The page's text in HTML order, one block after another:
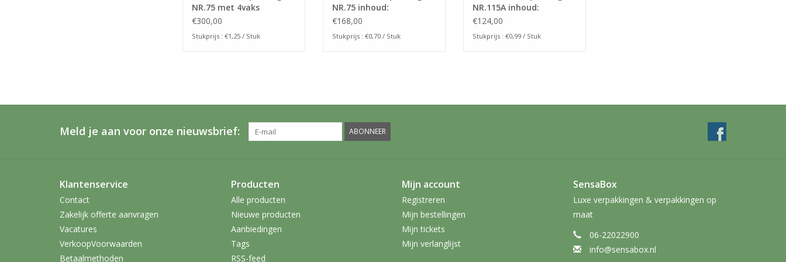
NR.75 met 4vaks
interieur (240stuks)
€300,00
Stukprijs : €1,25 / Stuk
NR.75 inhoud:
75x75x25mm (240stuks)
€168,00
Stukprijs : €0,70 / Stuk
NR.115A inhoud:
115x115x25mm
€124,00
Stukprijs : €0,99 / Stuk
Meld je aan voor onze nieuwsbrief: ABONNEER
Klantenservice
Contact
Zakelijk offerte aanvragen
Vacatures
VerkoopVoorwaarden
Betaalmethoden
Producten
Alle producten
Nieuwe producten
Aanbiedingen
Tags
RSS-feed
Mijn account
Registreren
Mijn bestellingen
Mijn tickets
Mijn verlanglijst
SensaBox
Luxe verpakkingen & verpakkingen op
maat
06-22022900
info@sensabox.nl